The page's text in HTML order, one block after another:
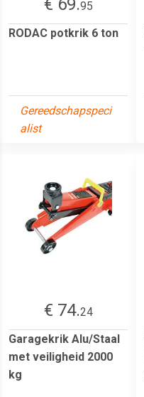
€ 69.95
RODAC potkrik 6 ton
Gereedschapspeci
alist
€ 74.24
Garagekrik Alu/Staal
met veiligheid 2000
kg